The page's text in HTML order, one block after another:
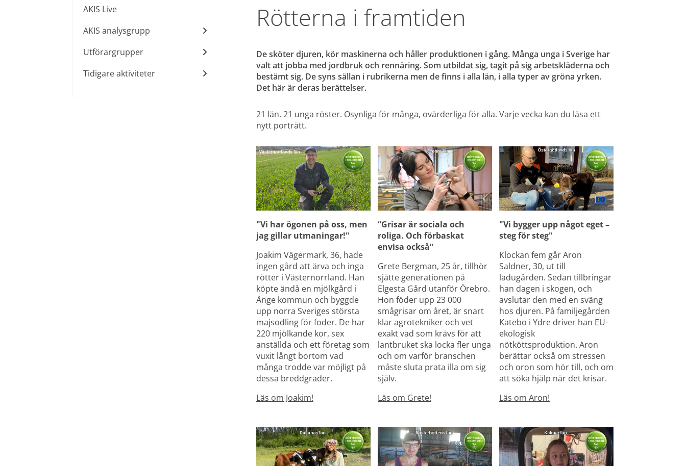
Rötterna i framtiden
De sköter djuren, kör maskinerna och håller produktionen i gång. Många unga i Sverige har
valt att jobba med jordbruk och rennäring. Som utbildat sig, tagit på sig arbetskläderna och
bestämt sig. De syns sällan i rubrikerna men de finns i alla län, i alla typer av gröna yrken.
Det här är deras berättelser.
21 län. 21 unga röster. Osynliga för många, ovärderliga för alla. Varje vecka kan du läsa ett
nytt porträtt.
"Vi har ögonen på oss, men
jag gillar utmaningar!"
Joakim Vägermark, 36, hade
ingen gård att ärva och inga
rötter i Västernorrland. Han
köpte ändå en mjölkgård i
Ånge kommun och byggde
upp norra Sveriges största
majsodling för foder. De har
220 mjölkande kor, sex
anställda och ett företag som
vuxit långt bortom vad
många trodde var möjligt på
dessa breddgrader.
Läs om Joakim!
“Grisar är sociala och
roliga. Och förbaskat
envisa också”
Grete Bergman, 25 år, tillhör
sjätte generationen på
Elgesta Gård utanför Örebro.
Hon föder upp 23 000
smågrisar om året, är snart
klar agrotekniker och vet
exakt vad som krävs för att
lantbruket ska locka fler unga
och om varför branschen
måste sluta prata illa om sig
själv.
Läs om Grete!
"Vi bygger upp något eget –
steg för steg"
Klockan fem går Aron
Saldner, 30, ut till
ladugården. Sedan tillbringar
han dagen i skogen, och
avslutar den med en sväng
hos djuren. På familjegården
Katebo i Ydre driver han EU-
ekologisk
nötköttsproduktion. Aron
berättar också om stressen
och oron som hör till, och om
att söka hjälp när det krisar.
Läs om Aron!
AKIS Live
AKIS analysgrupp
Utförargrupper
Tidigare aktiviteter